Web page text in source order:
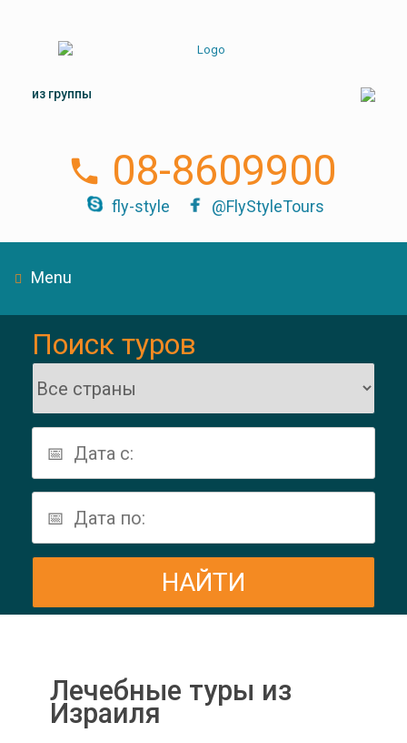
из группы
08-8609900
fly-style @FlyStyleTours
Menu
Поиск туров
Лечебные туры из
Израиля